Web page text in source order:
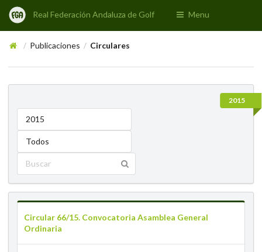
Real Federación Andaluza de Golf Menu
/ Publicaciones / Circulares
2015
2015
Todos
Circular 66/15. Convocatoria Asamblea General
Ordinaria